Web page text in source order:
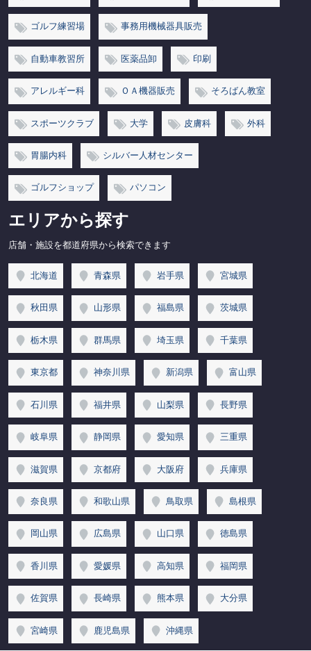
ゴルフ練習場 事務用機械器具販売
自動車教習所 医薬品卸 印刷
アレルギー科 ＯＡ機器販売 そろばん教室
スポーツクラブ 大学 皮膚科 外科
胃腸内科 シルバー人材センター
ゴルフショップ パソコン
エリアから探す
店舗・施設を都道府県から検索できます
北海道 青森県 岩手県 宮城県
秋田県 山形県 福島県 茨城県
栃木県 群馬県 埼玉県 千葉県
東京都 神奈川県 新潟県 富山県
石川県 福井県 山梨県 長野県
岐阜県 静岡県 愛知県 三重県
滋賀県 京都府 大阪府 兵庫県
奈良県 和歌山県 鳥取県 島根県
岡山県 広島県 山口県 徳島県
香川県 愛媛県 高知県 福岡県
佐賀県 長崎県 熊本県 大分県
宮崎県 鹿児島県 沖縄県